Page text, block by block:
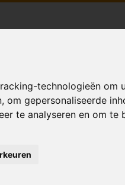
technologieën om
gepersonaliseerde
te analyseren en om te
Nederland
VERHUUR BEDRUKKEN